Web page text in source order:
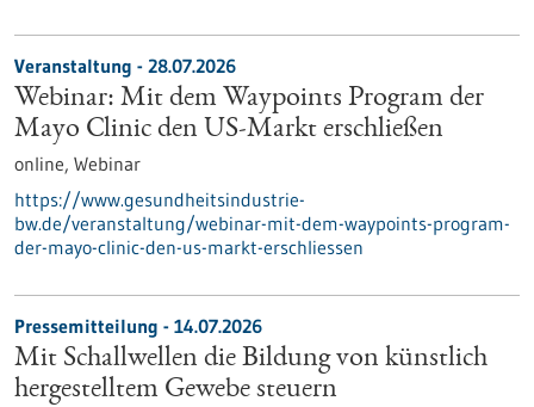
Veranstaltung - 28.07.2026
Webinar: Mit dem Waypoints Program der
Mayo Clinic den US-Markt erschließen
online, Webinar
https://www.gesundheitsindustrie-
bw.de/veranstaltung/webinar-mit-dem-waypoints-program-
der-mayo-clinic-den-us-markt-erschliessen
Pressemitteilung - 14.07.2026
Mit Schallwellen die Bildung von künstlich
hergestelltem Gewebe steuern